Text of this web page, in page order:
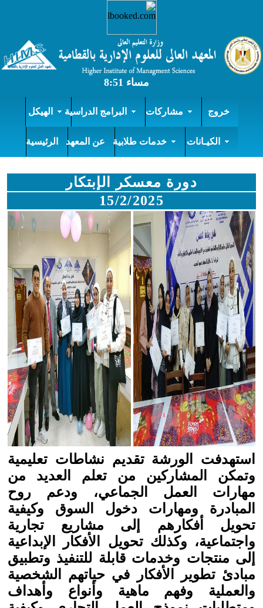
خروج مشاركات البرامج الدراسية الهيكل
الكيـانات خدمات طلابية عن المعهد الرئيسية
دورة معسكر الإبتكار
15/2/2025
استهدفت الورشة تقديم نشاطات تعليمية
وتمكن المشاركين من تعلم العديد من
مهارات العمل الجماعي، ودعم روح
المبادرة ومهارات دخول السوق وكيفية
تحويل أفكارهم إلى مشاريع تجارية
واجتماعية، وكذلك تحويل الأفكار الإبداعية
إلى منتجات وخدمات قابلة للتنفيذ وتطبيق
مبادئ تطوير الأفكار في حياتهم الشخصية
والعملية وفهم ماهية وأنواع وأهداف